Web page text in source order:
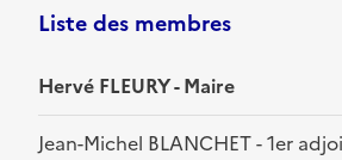
Liste des membres
Hervé FLEURY - Maire
Jean-Michel BLANCHET - 1er